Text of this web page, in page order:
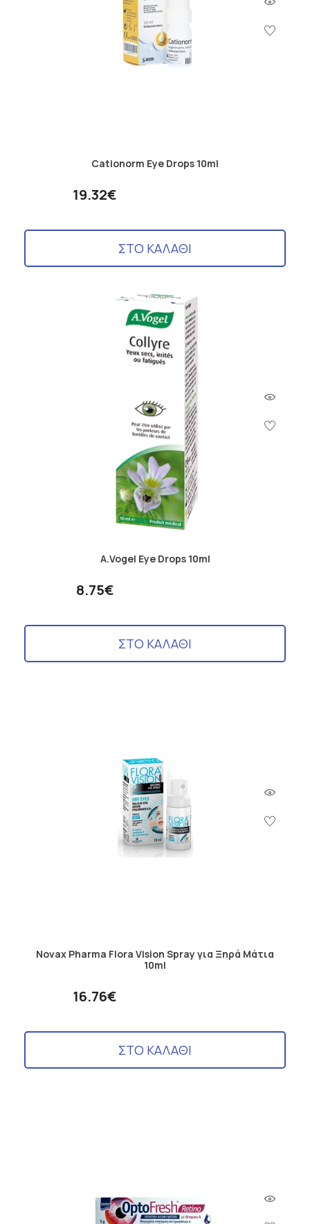
Cationorm Eye Drops 10ml
19.32€
ΣΤΟ ΚΑΛΑΘΙ
A.Vogel Eye Drops 10ml
8.75€
ΣΤΟ ΚΑΛΑΘΙ
Novax Pharma Flora Vision Spray για Ξηρά Μάτια
10ml
16.76€
ΣΤΟ ΚΑΛΑΘΙ